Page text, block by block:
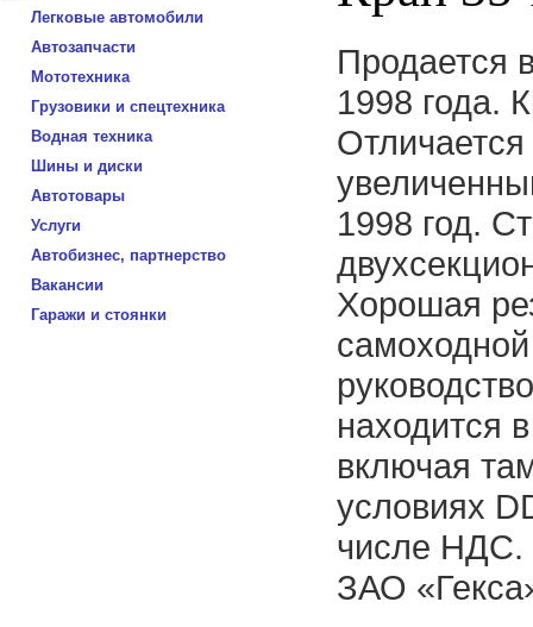
Легковые автомобили
Автозапчасти
Мототехника
Грузовики и спецтехника
Водная техника
Шины и диски
Автотовары
Услуги
Автобизнес, партнерство
Вакансии
Гаражи и стоянки
Продается
1998 года.
1998 год.
Хорошая
находится
включая
условиях
числе НДС.
ЗАО